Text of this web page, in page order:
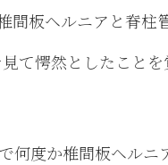
間板ヘルニアと脊柱
て愕然としたことを
何度か椎間板ヘルニ